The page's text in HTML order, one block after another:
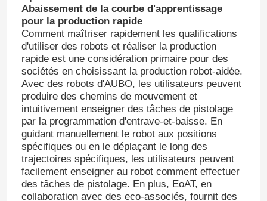
Laisser un message
Nous vous rappellerons bientôt!
Manipulation du bras de robot
Bras de robot d'Assemblée
Choisissez Place Robot
Bras de robot de peinture
Robot de polissage
Abaissement de la courbe d'apprentissage
pour la production rapide
Comment maîtriser rapidement les qualifications
d'utiliser des robots et réaliser la production
rapide est une considération primaire pour des
sociétés en choisissant la production robot-aidée.
Avec des robots d'AUBO, les utilisateurs peuvent
produire des chemins de mouvement et
intuitivement enseigner des tâches de pistolage
par la programmation d'entrave-et-baisse. En
guidant manuellement le robot aux positions
spécifiques ou en le déplaçant le long des
trajectoires spécifiques, les utilisateurs peuvent
facilement enseigner au robot comment effectuer
des tâches de pistolage. En plus, EoAT, en
collaboration avec des eco-associés, fournit des